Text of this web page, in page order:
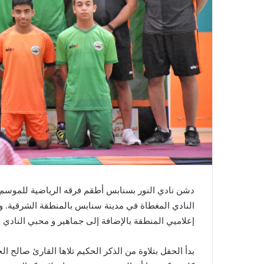
دشن نادي النور بسنابس أطقم فرقه الرياضية
النادي المغطاة في مدينة سنابس بالمنطقة
إعلاميي المنطقة بالإضافة إلى جماهير و محبي النادي
بدأ الحفل بتلاوة من الذكر الحكيم تلاها القارئ صالح